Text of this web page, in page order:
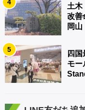
4
土木
改善
岡山
5
四
モ